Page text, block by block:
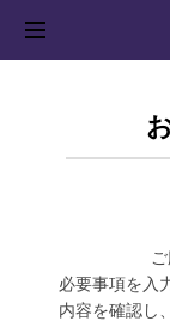
必要事項を入
内容を確認し